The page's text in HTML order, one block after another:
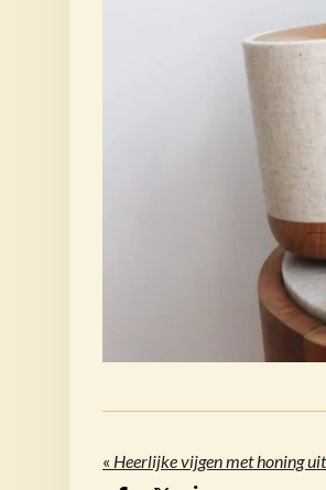
« Heerlijke vijgen met honing